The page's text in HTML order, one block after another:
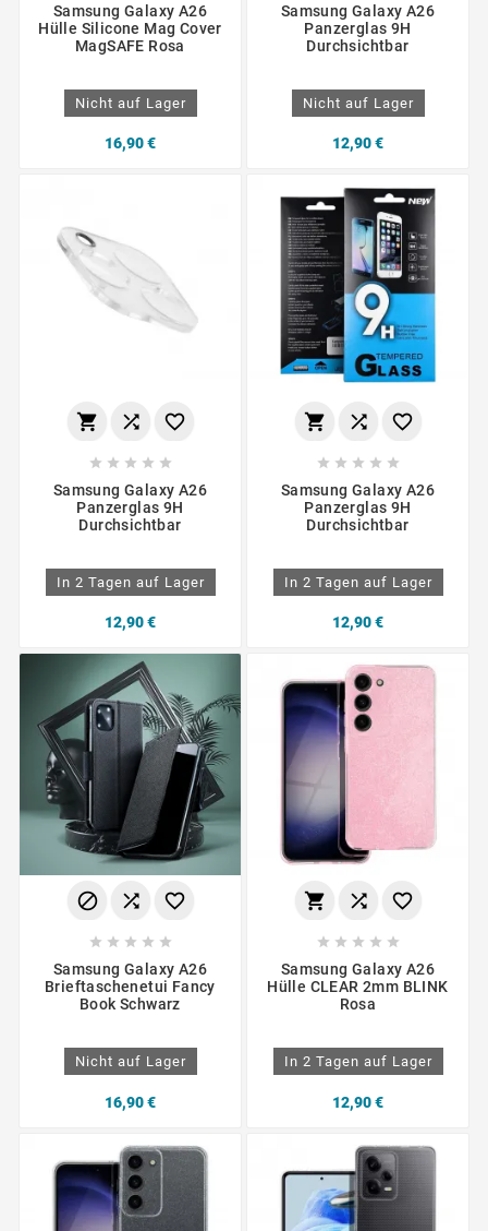
Samsung Galaxy A26
Hülle Silicone Mag Cover
MagSAFE Rosa
Nicht auf Lager
16,90 €
Samsung Galaxy A26
Panzerglas 9H
Durchsichtbar
Nicht auf Lager
12,90 €
  
    
Samsung Galaxy A26
Panzerglas 9H
Durchsichtbar
In 2 Tagen auf Lager
12,90 €
  
    
Samsung Galaxy A26
Panzerglas 9H
Durchsichtbar
In 2 Tagen auf Lager
12,90 €
  
    
Samsung Galaxy A26
Brieftaschenetui Fancy
Book Schwarz
Nicht auf Lager
16,90 €
  
    
Samsung Galaxy A26
Hülle CLEAR 2mm BLINK
Rosa
In 2 Tagen auf Lager
12,90 €